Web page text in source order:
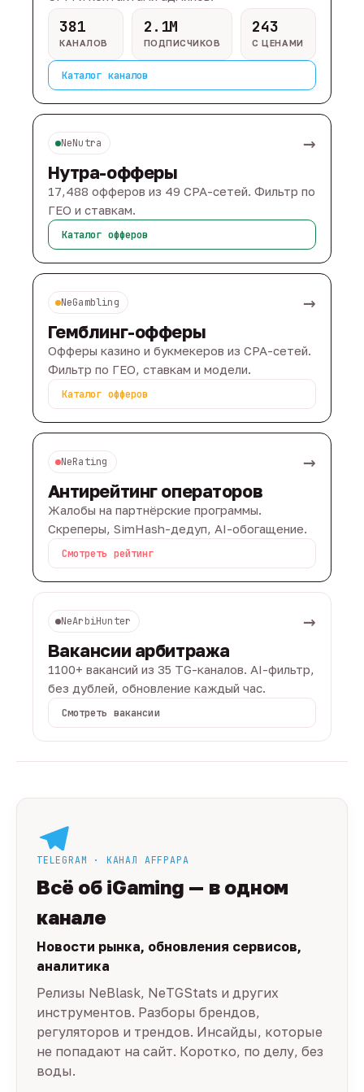
381
КАНАЛОВ
2.1M
ПОДПИСЧИКОВ
243
С ЦЕНАМИ
Каталог каналов
NeNutra →
Нутра-офферы
17,488 офферов из 49 CPA-сетей. Фильтр по
ГЕО и ставкам.
Каталог офферов
NeGambling →
Гемблинг-офферы
Офферы казино и букмекеров из CPA-сетей.
Фильтр по ГЕО, ставкам и модели.
Каталог офферов
NeRating →
Антирейтинг операторов
Жалобы на партнёрские программы.
Скреперы, SimHash-дедуп, AI-обогащение.
Смотреть рейтинг
NeArbiHunter →
Вакансии арбитража
1100+ вакансий из 35 TG-каналов. AI-фильтр,
без дублей, обновление каждый час.
Смотреть вакансии
TELEGRAM · КАНАЛ AFFPAPA
Всё об iGaming — в одном
канале
Новости рынка, обновления сервисов,
аналитика
Релизы NeBlask, NeTGStats и других
инструментов. Разборы брендов,
регуляторов и трендов. Инсайды, которые
не попадают на сайт. Коротко, по делу, без
воды.